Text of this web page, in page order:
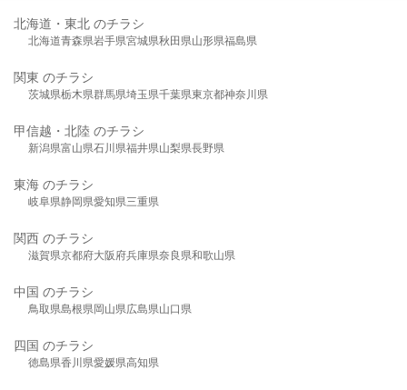
北海道・東北 のチラシ
北海道青森県岩手県宮城県秋田県山形県福島県
関東 のチラシ
茨城県栃木県群馬県埼玉県千葉県東京都神奈川県
甲信越・北陸 のチラシ
新潟県富山県石川県福井県山梨県長野県
東海 のチラシ
岐阜県静岡県愛知県三重県
関西 のチラシ
滋賀県京都府大阪府兵庫県奈良県和歌山県
中国 のチラシ
鳥取県島根県岡山県広島県山口県
四国 のチラシ
徳島県香川県愛媛県高知県